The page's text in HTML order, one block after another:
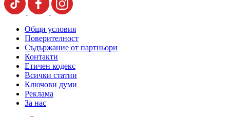
Общи условия
Поверителност
Съдържание от партньори
Контакти
Етичен кодекс
Всички статии
Ключови думи
Реклама
За нас